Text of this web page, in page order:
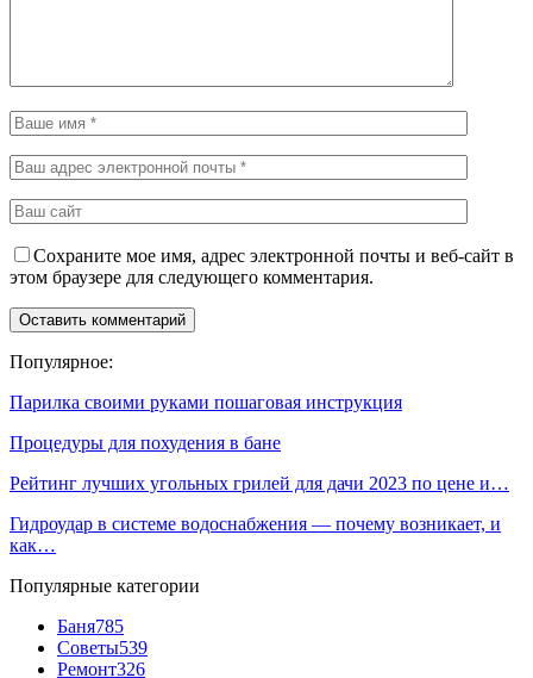
Сохраните мое имя, адрес электронной почты и веб-сайт в
этом браузере для следующего комментария.
Популярное:
Парилка своими руками пошаговая инструкция
Процедуры для похудения в бане
Рейтинг лучших угольных грилей для дачи 2023 по цене и…
Гидроудар в системе водоснабжения — почему возникает, и
как…
Популярные категории
Баня785
Советы539
Ремонт326